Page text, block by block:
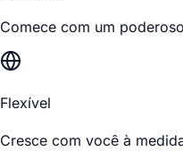
Comece com um
Flexível
Cresce com você à